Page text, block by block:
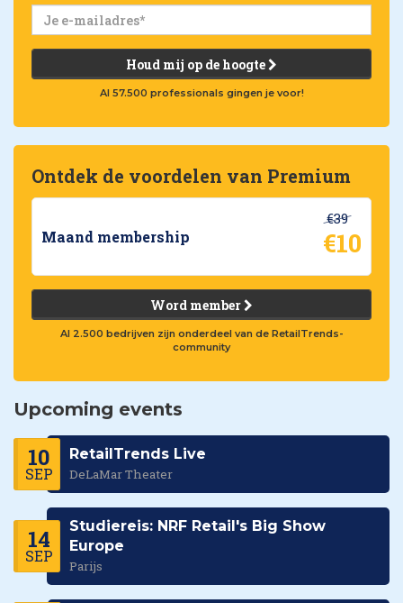
Houd mij op de hoogte
Al 57.500 professionals gingen je voor!
Ontdek de voordelen van Premium
Maand membership
€39
€10
Word member
Al 2.500 bedrijven zijn onderdeel van de RetailTrends-
community
Upcoming events
10
SEP
RetailTrends Live
DeLaMar Theater
14
SEP
Studiereis: NRF Retail's Big Show
Europe
Parijs